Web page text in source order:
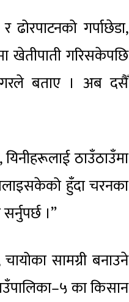
ढोरपाटनको गर्पाछेडा,
खेतीपाती गरिसकेपछि
बताए । अब दसैँ
ठाउँठाउँमा
हुँदा चरनका
।”
सामग्री बनाउने
का किसान